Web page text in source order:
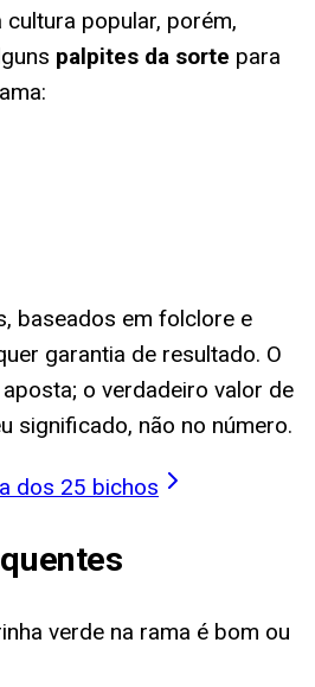
popular, porém,
palpites da sorte para
:
baseados em folclore e
garantia de resultado. O
o verdadeiro valor de
significado, não no número.
dos 25 bichos
verde na rama é bom ou